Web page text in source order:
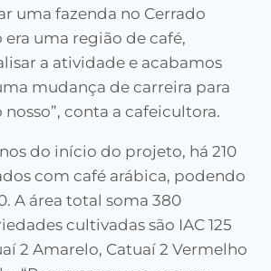
uma fazenda no Cerrado
era uma região de café,
a atividade e acabamos
mudança de carreira para
conta a cafeicultora.
do início do projeto, há 210
com café arábica, podendo
A área total soma 380
cultivadas são IAC 125
2 Amarelo, Catuaí 2 Vermelho